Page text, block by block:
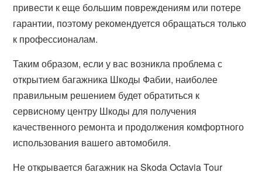
привести к еще большим повреждениям или потере
гарантии, поэтому рекомендуется обращаться только
к профессионалам.
Таким образом, если у вас возникла проблема с
открытием багажника Шкоды Фабии, наиболее
правильным решением будет обратиться к
сервисному центру Шкоды для получения
качественного ремонта и продолжения комфортного
использования вашего автомобиля.
Не открывается багажник на Skoda Octavia Tour